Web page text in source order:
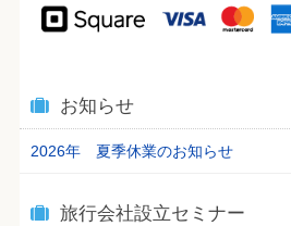
お知らせ
2026年 夏季休業のお知らせ
旅行会社設立セミナー